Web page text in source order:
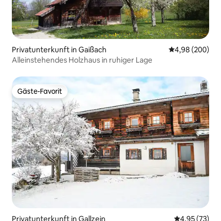
Privatunterkunft in Gaißach
4,98 (200)
Alleinstehendes Holzhaus in ruhiger Lage
Gäste-Favorit
Gäste-Favorit
Privatunterkunft in Gallzein
4,95 (73)